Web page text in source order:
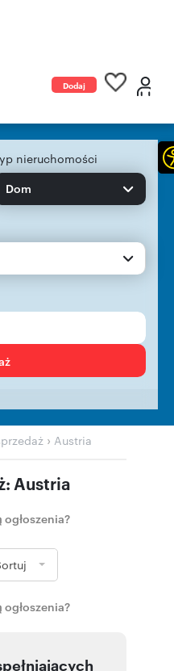
Dodaj
nieruchomości
Dom
› Austria
Austria